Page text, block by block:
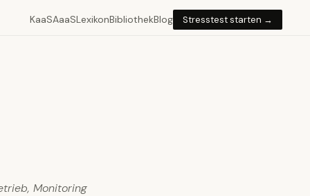
KaaSAaaSLexikonBibliothekBlog Stresstest starten →
Monitoring